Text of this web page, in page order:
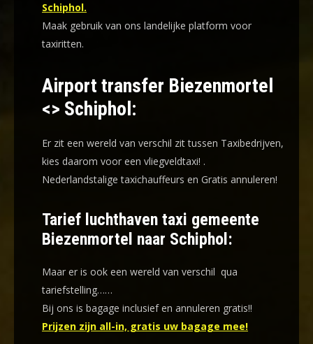
Schiphol.
Maak gebruik van ons landelijke platform voor
taxiritten.
Airport transfer Biezenmortel
<> Schiphol:
Er zit een wereld van verschil zit tussen Taxibedrijven,
kies daarom voor een vliegveldtaxi! .
Nederlandstalige taxichauffeurs en Gratis annuleren!
Tarief luchthaven taxi gemeente
Biezenmortel naar Schiphol:
Maar er is ook een wereld van verschil qua
tariefstelling……
Bij ons is bagage inclusief en annuleren gratis!!
Prijzen zijn all-in, gratis uw bagage mee!